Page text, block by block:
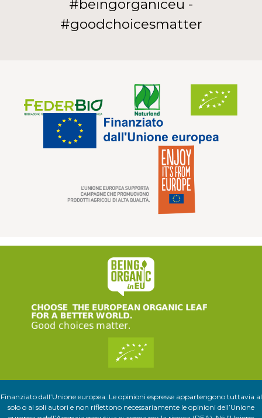
#beingorganiceu -
#goodchoicesmatter
Finanziato dall’Unione europea. Le opinioni espresse appartengono tuttavia al
solo o ai soli autori e non riflettono necessariamente le opinioni dell’Unione